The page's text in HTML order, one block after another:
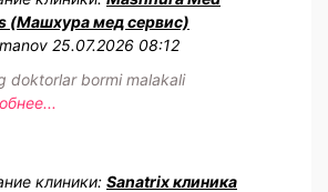
(Машхура мед сервис)
25.07.2026 08:12
doktorlar bormi malakali
клиники: Sanatrix клиника